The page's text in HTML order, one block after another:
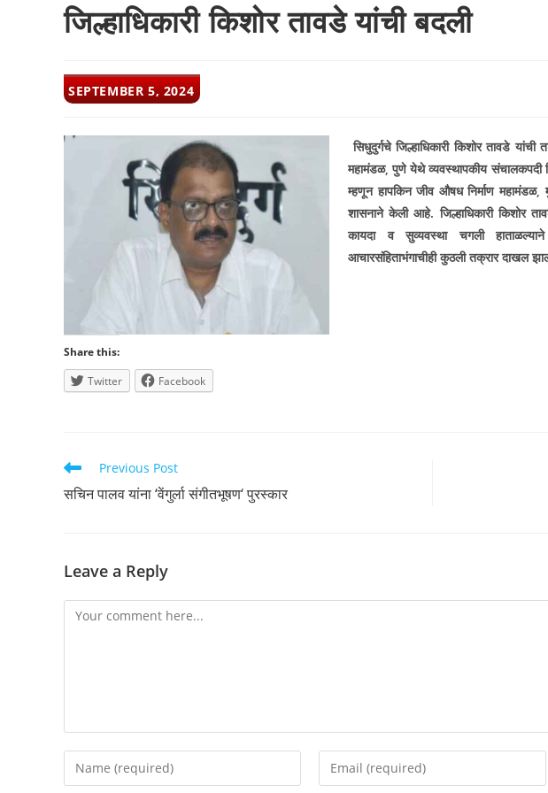
जिल्हाधिकारी किशोर तावडे यांची बदली
POST
PUBLISHED:
SEPTEMBER 5, 2024
सिधुदुर्गचे जिल्हाधिकारी किशोर तावडे
महामंडळ,पुणे येथे व्यवस्थापकीय संचालकपदी
म्हणून हापकिन जीव औषध निर्माण महामंडळ,
शासनाने केली आहे. जिल्हाधिकारी किशोर
कायदा व सुव्यवस्था चगली
आचारसंहिताभंगाचीही कुठली तक्रार दाखल
Share this:
Twitter
Facebook
Read
more
articles
Previous Post
सचिन पालव यांना ‘वेंगुर्ला संगीतभूषण‘ पुरस्कार
Leave a Reply
Comment
Enter
your
Enter
your